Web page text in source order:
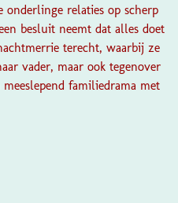
relaties op scherp
besluit neemt dat alles doet
terecht, waarbij ze
vader, maar ook tegenover
familiedrama met